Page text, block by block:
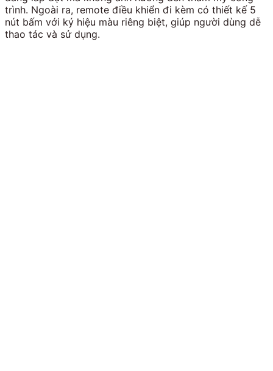
trình. Ngoài ra, remote điều khiển đi kèm có thiết kế 5
nút bấm với ký hiệu màu riêng biệt, giúp người dùng dễ
thao tác và sử dụng.